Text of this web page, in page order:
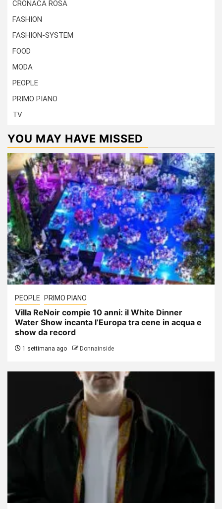
CRONACA ROSA
FASHION
FASHION-SYSTEM
FOOD
MODA
PEOPLE
PRIMO PIANO
TV
YOU MAY HAVE MISSED
PEOPLE PRIMO PIANO
Villa ReNoir compie 10 anni: il White Dinner
Water Show incanta l’Europa tra cene in acqua e
show da record
1 settimana ago Donnainside